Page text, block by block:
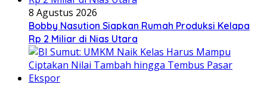
8 Agustus 2026
Bobby Nasution Siapkan Rumah Produksi Kelapa
Rp 2 Miliar di Nias Utara